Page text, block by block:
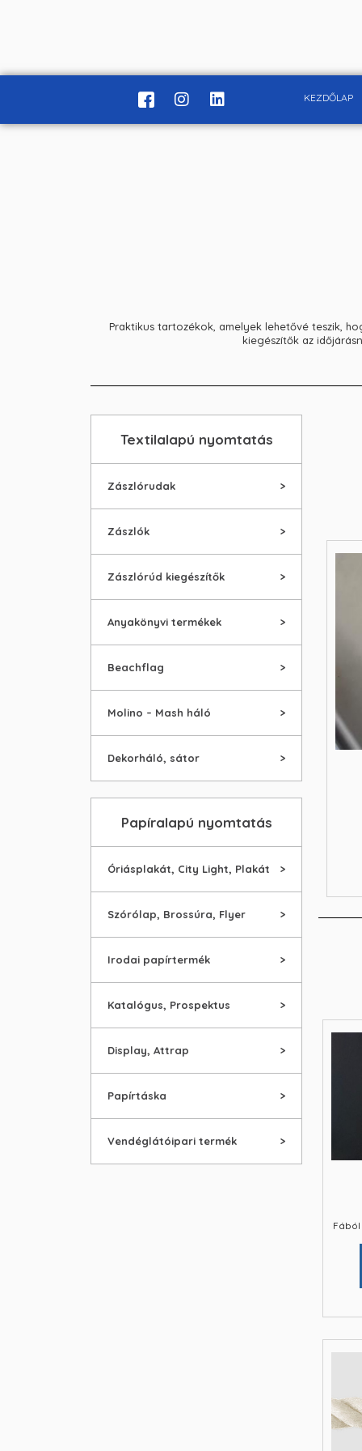
KEZDŐLAP
Praktikus tartozékok, amelyek lehetővé teszik,
kiegészítők az
Textilalapú nyomtatás
Zászlórudak
Zászlók
Zászlórúd kiegészítők
Anyakönyvi termékek
Beachflag
Molino – Mash háló
Dekorháló, sátor
Papíralapú nyomtatás
Óriásplakát, City Light, Plakát
Szórólap, Brossúra, Flyer
Irodai papírtermék
Katalógus, Prospektus
Display, Attrap
Papírtáska
Vendéglátóipari termék
Fából